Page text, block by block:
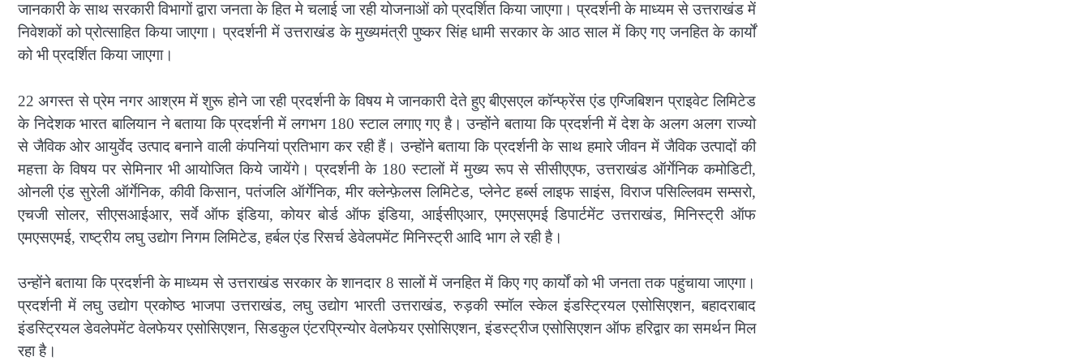
जानकारी के साथ सरकारी विभागों द्वारा जनता के हित मे चलाई जा रही योजनाओं को प्रदर्शित किया जाएगा। प्रदर्शनी के माध्यम से उत्तराखंड में
निवेशकों को प्रोत्साहित किया जाएगा। प्रदर्शनी में उत्तराखंड के मुख्यमंत्री पुष्कर सिंह धामी सरकार के आठ साल में किए गए जनहित के कार्यों
को भी प्रदर्शित किया जाएगा।
22 अगस्त से प्रेम नगर आश्रम में शुरू होने जा रही प्रदर्शनी के विषय मे जानकारी देते हुए बीएसएल कॉन्फ्रेंस एंड एग्जिबिशन प्राइवेट लिमिटेड
के निदेशक भारत बालियान ने बताया कि प्रदर्शनी में लगभग 180 स्टाल लगाए गए है। उन्होंने बताया कि प्रदर्शनी में देश के अलग अलग राज्यो
से जैविक ओर आयुर्वेद उत्पाद बनाने वाली कंपनियां प्रतिभाग कर रही हैं। उन्होंने बताया कि प्रदर्शनी के साथ हमारे जीवन में जैविक उत्पादों की
महत्ता के विषय पर सेमिनार भी आयोजित किये जायेंगे। प्रदर्शनी के 180 स्टालों में मुख्य रूप से सीसीएएफ, उत्तराखंड ऑर्गेनिक कमोडिटी,
ओनली एंड सुरेली ऑर्गेनिक, कीवी किसान, पतंजलि ऑर्गेनिक, मीर क्लेन्फ़ेलस लिमिटेड, प्लेनेट हर्ब्स लाइफ साइंस, विराज पसिल्लिवम सम्सरो,
एचजी सोलर, सीएसआईआर, सर्वे ऑफ इंडिया, कोयर बोर्ड ऑफ इंडिया, आईसीएआर, एमएसएमई डिपार्टमेंट उत्तराखंड, मिनिस्ट्री ऑफ
एमएसएमई, राष्ट्रीय लघु उद्योग निगम लिमिटेड, हर्बल एंड रिसर्च डेवेलपमेंट मिनिस्ट्री आदि भाग ले रही है।
उन्होंने बताया कि प्रदर्शनी के माध्यम से उत्तराखंड सरकार के शानदार 8 सालों में जनहित में किए गए कार्यों को भी जनता तक पहुंचाया जाएगा।
प्रदर्शनी में लघु उद्योग प्रकोष्ठ भाजपा उत्तराखंड, लघु उद्योग भारती उत्तराखंड, रुड़की स्मॉल स्केल इंडस्ट्रियल एसोसिएशन, बहादराबाद
इंडस्ट्रियल डेवलेपमेंट वेलफेयर एसोसिएशन, सिडकुल एंटरप्रिन्योर वेलफेयर एसोसिएशन, इंडस्ट्रीज एसोसिएशन ऑफ हरिद्वार का समर्थन मिल
रहा है।